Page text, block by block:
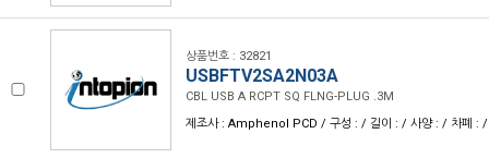
상품번호 : 32821
USBFTV2SA2N03A
CBL USB A RCPT SQ FLNG-PLUG .3M
제조사 : Amphenol PCD / 구성 : / 길이 : / 사양 : / 차폐 : /